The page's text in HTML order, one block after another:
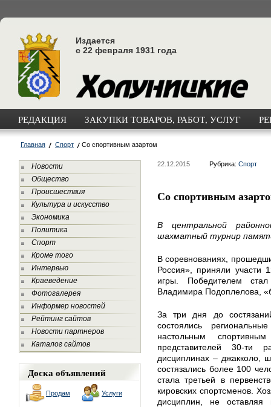
Издается
с 22 февраля 1931 года
РЕДАКЦИЯ ЗАКУПКИ ТОВАРОВ, РАБОТ, УСЛУГ
Главная Спорт Со спортивным азартом
Новости
Общество
Происшествия
Культура и искусство
Экономика
Политика
Спорт
Кроме того
Интервью
Краеведение
Фотогалерея
Информер новостей
Рейтинг сайтов
Новости партнеров
Каталог сайтов
Доска объявлений
Продам Услуги
22.12.2015 Рубрика: Спорт
Со спортивным
В центральной
шахматный турнир
В соревнованиях,
Россия», приняли участи
игры. Победителем
Владимира Подоплелова,
За три дня до
состоялись
настольным
представителей 30-ти
дисциплинах – джакколо,
состязались более 100
стала третьей в
кировских спортсменов.
дисциплин, не оставляя